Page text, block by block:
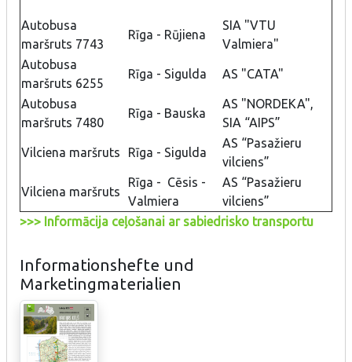
Autobusa
maršruts 7743
Rīga - Rūjiena
SIA "VTU
Valmiera"
Autobusa
maršruts 6255
Rīga - Sigulda AS "CATA"
Autobusa
maršruts 7480
Rīga - Bauska
AS "NORDEKA",
SIA “AIPS”
Vilciena maršruts Rīga - Sigulda
AS “Pasažieru
vilciens”
Vilciena maršruts
Rīga - Cēsis -
Valmiera
AS “Pasažieru
vilciens”
>>> Informācija ceļošanai ar sabiedrisko transportu
Informationshefte und
Marketingmaterialien